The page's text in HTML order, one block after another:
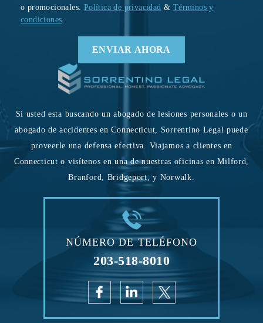
o promocionales. Política de privacidad & Términos y
condiciones.
Si usted esta buscando un abogado de lesiones personales o un
abogado de accidentes en Connecticut, Sorrentino Legal puede
proveerle una defensa efectiva. Viajamos a clientes en
Connecticut o visítenos en una de nuestras oficinas en Milford,
Branford, Bridgeport, y Norwalk.
NÚMERO DE TELÉFONO
203-518-8010